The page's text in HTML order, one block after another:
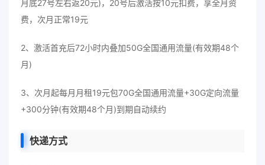
月底27号左右返20元)，20号后激活按10元扣费，享全月资
费，次月正常19元
2、激活首充后72小时内叠加50G全国通用流量(有效期48个
月)
3、次月起每月月租19元包70G全国通用流量+30G定向流量
+300分钟(有效期48个月)到期自动续约
快递方式